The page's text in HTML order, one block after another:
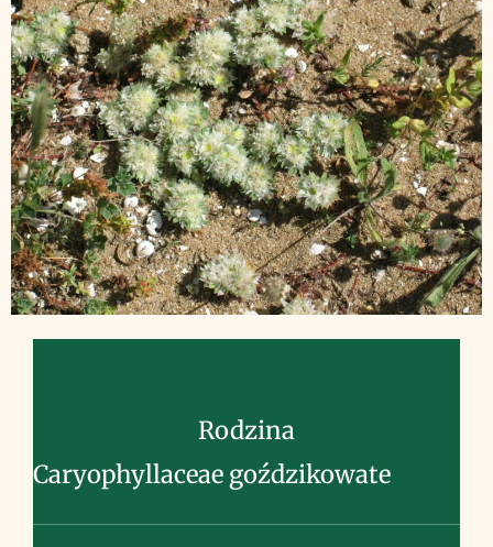
Rodzina
Caryophyllaceae goździkowate